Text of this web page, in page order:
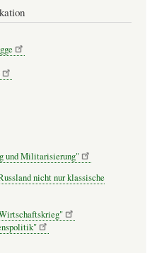
und Militarisierung"
nicht nur klassische